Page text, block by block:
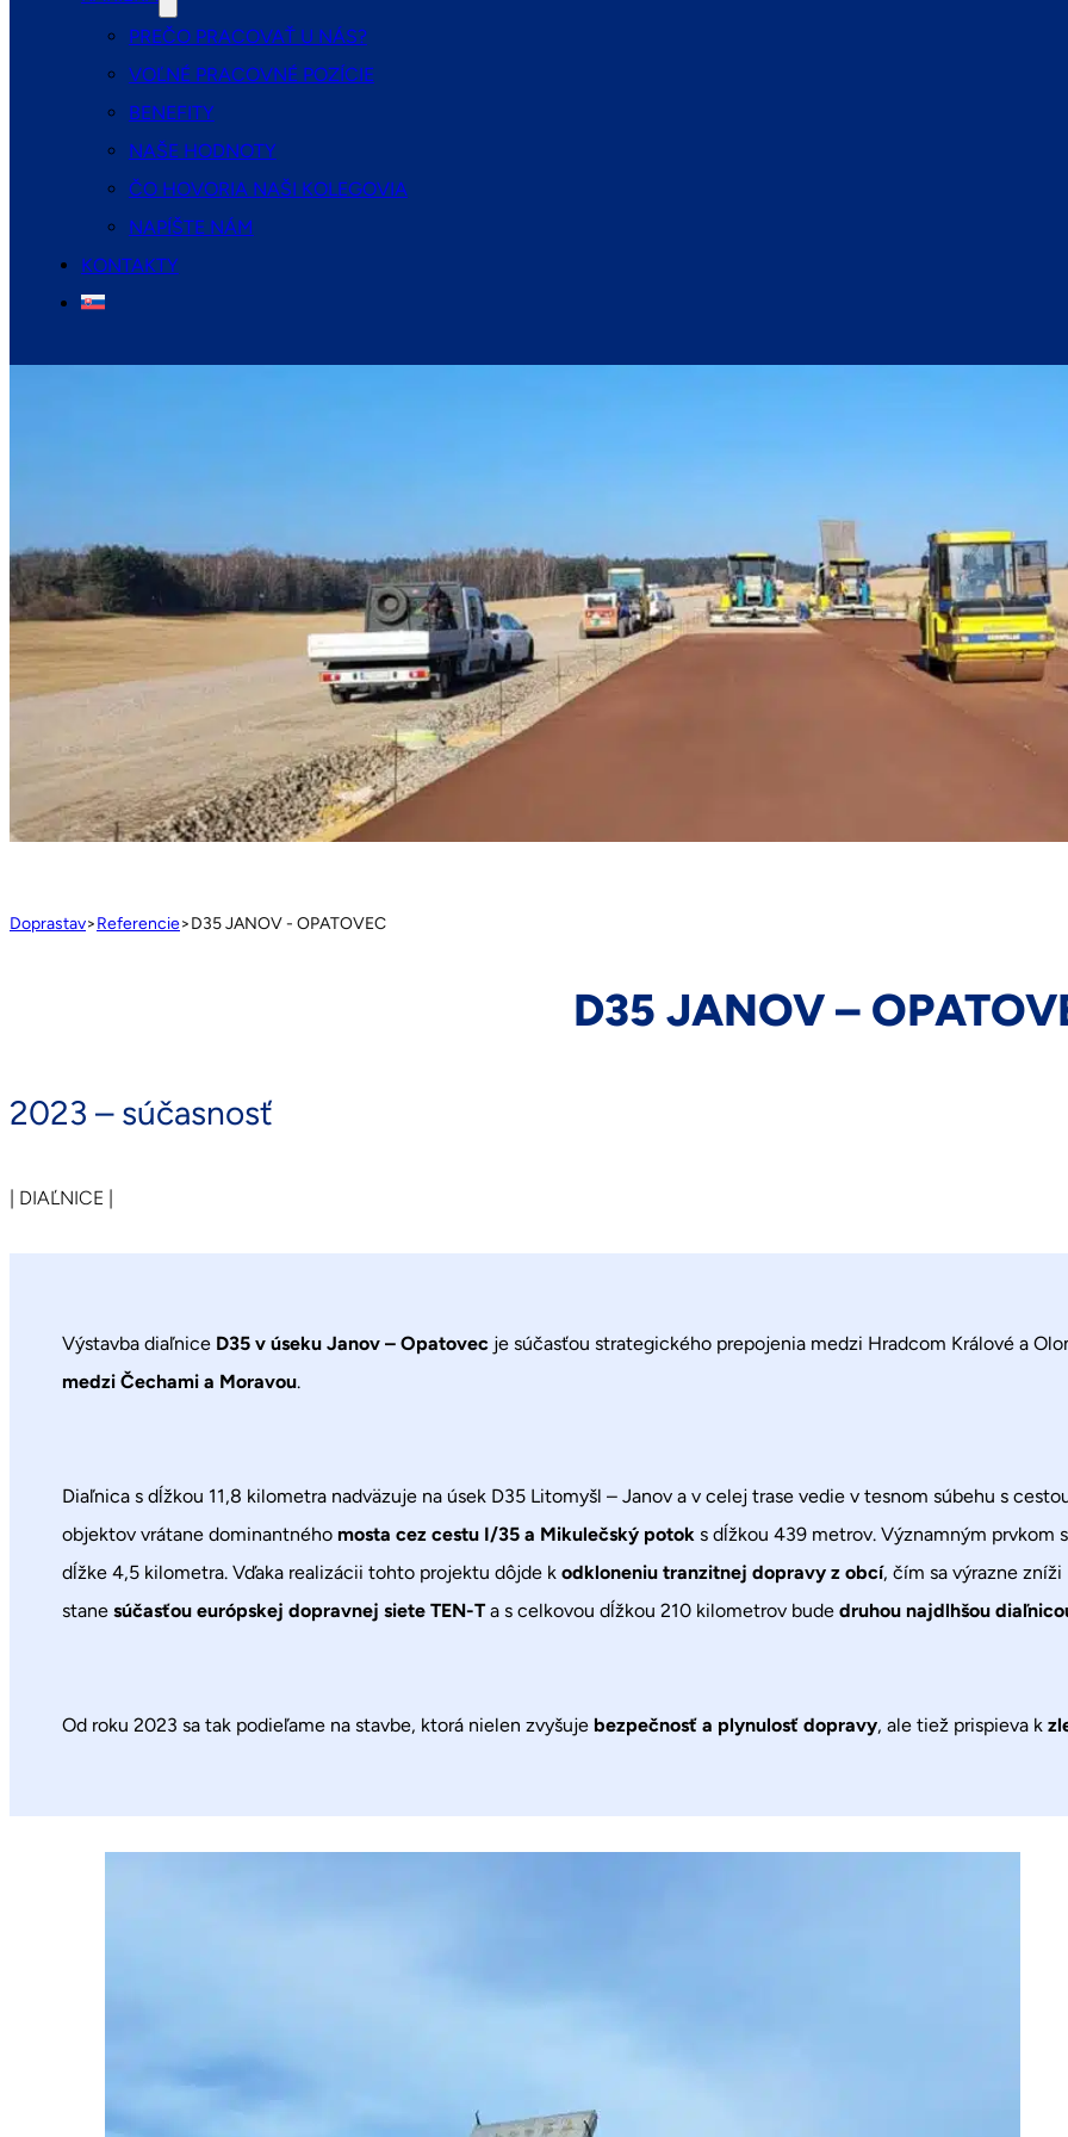
PREČO PRACOVAŤ U NÁS?
VOĽNÉ PRACOVNÉ POZÍCIE
BENEFITY
NAŠE HODNOTY
ČO HOVORIA NAŠI KOLEGOVIA
NAPÍŠTE NÁM
KONTAKTY
Doprastav>Referencie>D35 JANOV - OPATOVEC
D35 JANOV –
2023 – súčasnosť
| DIAĽNICE |
Výstavba diaľnice D35 v úseku Janov – Opatovec je súčasťou strategického prepojenia medzi Hradcom Králové a
medzi Čechami a Moravou.
Diaľnica s dĺžkou 11,8 kilometra nadväzuje na úsek D35 Litomyšl – Janov a v celej trase vedie v tesnom súbehu s
objektov vrátane dominantnéhomosta cez cestu I/35 a Mikulečský potok s dĺžkou 439 metrov. Významným prvkom
dĺžke 4,5 kilometra. Vďaka realizácii tohto projektu dôjde kodkloneniu tranzitnej dopravy z obcí, čím sa výrazne
stanesúčasťou európskej dopravnej siete TEN-Ta s celkovou dĺžkou 210 kilometrov budedruhou najdlhšou
Od roku 2023 sa tak podieľame na stavbe, ktorá nielen zvyšujebezpečnosť a plynulosť dopravy, ale tiež prispieva k